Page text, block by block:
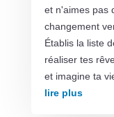
et n'aimes pas
changement
Établis la liste
réaliser tes
et imagine ta
lire plus